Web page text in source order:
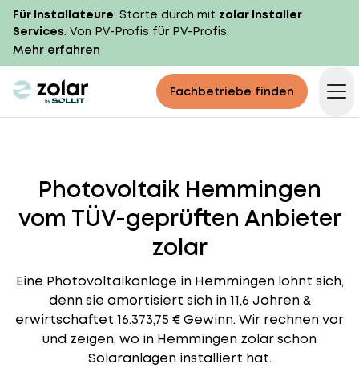
Für Installateure: Starte durch mit zolar Installer
Services. Von PV-Profis für PV-Profis.
Mehr erfahren
zolar logo Fachbetriebe finden
Photovoltaik Hemmingen
vom TÜV-geprüften Anbieter
zolar
Eine Photovoltaikanlage in Hemmingen lohnt sich,
denn sie amortisiert sich in 11,6 Jahren &
erwirtschaftet 16.373,75 € Gewinn. Wir rechnen vor
und zeigen, wo in Hemmingen zolar schon
Solaranlagen installiert hat.